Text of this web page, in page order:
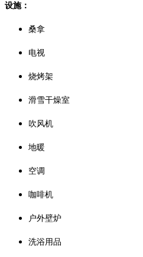
设施：
桑拿
电视
烧烤架
滑雪干燥室
吹风机
地暖
空调
咖啡机
户外壁炉
洗浴用品